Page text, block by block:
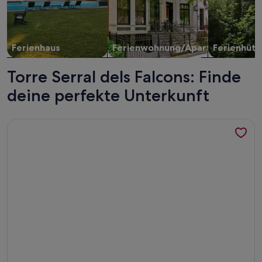
Ferienhaus Ferienwohnung/Apartment
Torre Serral dels Falcons: Finde
deine perfekte Unterkunft
Weitere Infos zu Schöne Suite mit Pool, Netflix, AC und